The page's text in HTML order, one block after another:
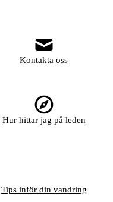
Kontakta oss
Hur hittar jag på leden
Tips inför din vandring